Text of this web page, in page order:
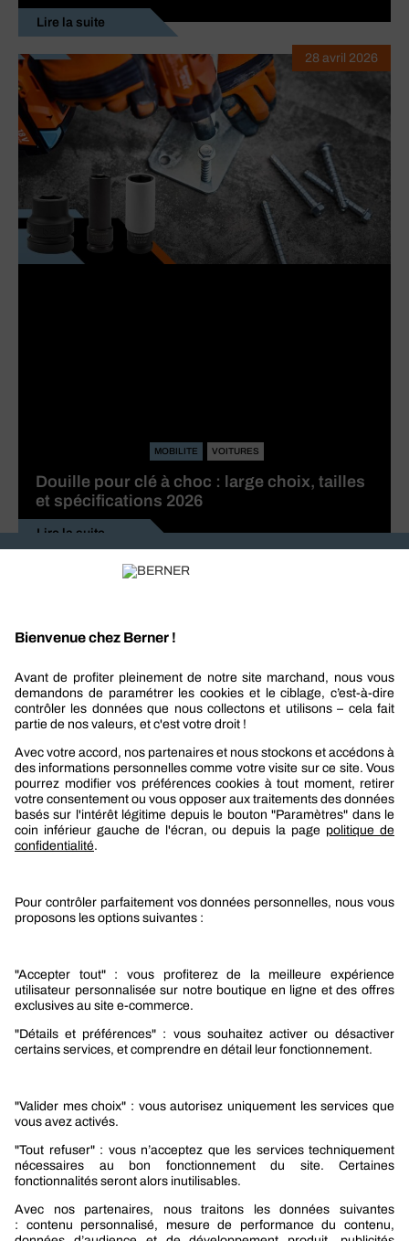
Lire la suite
MOBILITE VOITURES
Douille pour clé à choc : large choix, tailles
et spécifications 2026
Lire la suite
28 avril 2026
Berner
Boutique Berner
Boutique Berner Industry Services
Le groupe Berner
Nos produits
Sélection produits automobile
Sélection produits bâtiment
Promotions
Nouveautés mobilité
Nouveautés construction
CARRIÈRES
NOTRE OFFRE